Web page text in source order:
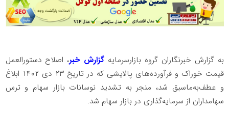
به گزارش خبرنگاران گروه بازارسرمایه گزارش خبر، اصلاح دستورالعمل
قیمت خوراک و فرآورده‌های پالایشی که در تاریخ ۲۳ دی ۱۴۰۲ ابلاغ
و عطف‌به‌ماسبق شد، منجر به تشدید نوسانات بازار سهام و ترس
سهامداران از سرمایه‌گذاری در بازار سهام شد.